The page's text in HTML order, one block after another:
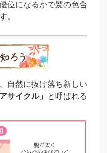
位になるかで髪の色合
。
自然に抜け落ち新しい
アサイクル」
と呼ばれる